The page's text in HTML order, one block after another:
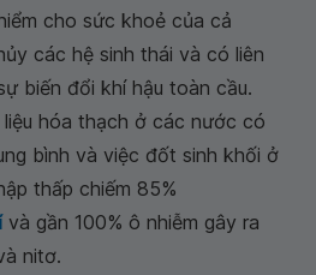
cho sức khoẻ của cả
các hệ sinh thái và có liên
biến đổi khí hậu toàn cầu.
hóa thạch ở các nước có
bình và việc đốt sinh khối ở
thấp chiếm 85%
và gần 100% ô nhiễm gây ra
nitơ.